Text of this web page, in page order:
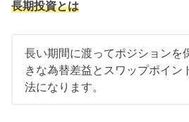
長期投資とは
長い期間に渡ってポジションを
きな為替差益とスワップポイン
法になります。